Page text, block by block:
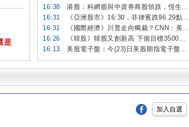
是
16:38
港股：科網股與中資券商股領跌，恆生...
16:31
《亞洲股市》16:30，菲律賓跌96.29點...
16:31
《國際經濟》川普走向獨裁？CNN：美...
16:26
《韓股》韓股又創新高 下個目標3500...
16:13
美股電子盤：今(23)日美股期指電子盤...
加入自選